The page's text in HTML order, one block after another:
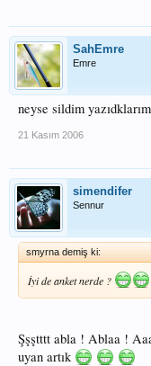
SahEmre
Emre
neyse sildim
21 Kasım 2006
simendifer
Sennur
smyrna demiş ki:
İyi de anket nerde ?
Şşştttt abla ! Ablaa !
uyan artık